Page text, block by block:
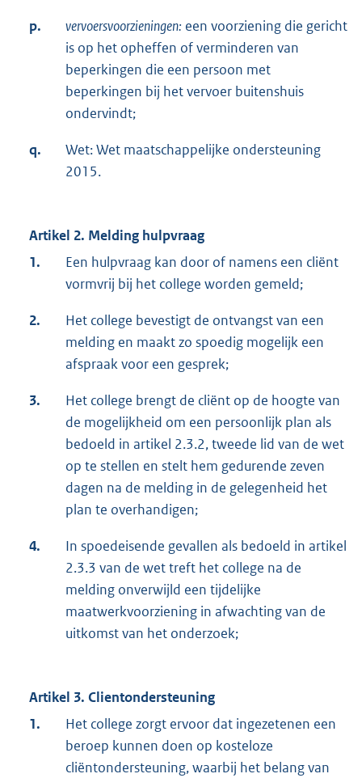
p. vervoersvoorzieningen: een voorziening die gericht
is op het opheffen of verminderen van
beperkingen die een persoon met
beperkingen bij het vervoer buitenshuis
ondervindt;
q.
Wet: Wet maatschappelijke ondersteuning
2015.
Artikel 2. Melding hulpvraag
1.
Een hulpvraag kan door of namens een cliënt
vormvrij bij het college worden gemeld;
2.
Het college bevestigt de ontvangst van een
melding en maakt zo spoedig mogelijk een
afspraak voor een gesprek;
3.
Het college brengt de cliënt op de hoogte van
de mogelijkheid om een persoonlijk plan als
bedoeld in artikel 2.3.2, tweede lid van de wet
op te stellen en stelt hem gedurende zeven
dagen na de melding in de gelegenheid het
plan te overhandigen;
4.
In spoedeisende gevallen als bedoeld in artikel
2.3.3 van de wet treft het college na de
melding onverwijld een tijdelijke
maatwerkvoorziening in afwachting van de
uitkomst van het onderzoek;
Artikel 3. Clientondersteuning
1.
Het college zorgt ervoor dat ingezetenen een
beroep kunnen doen op kosteloze
cliëntondersteuning, waarbij het belang van